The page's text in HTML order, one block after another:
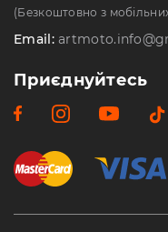
(Безкоштовно з
Email:
Приєднуйтесь